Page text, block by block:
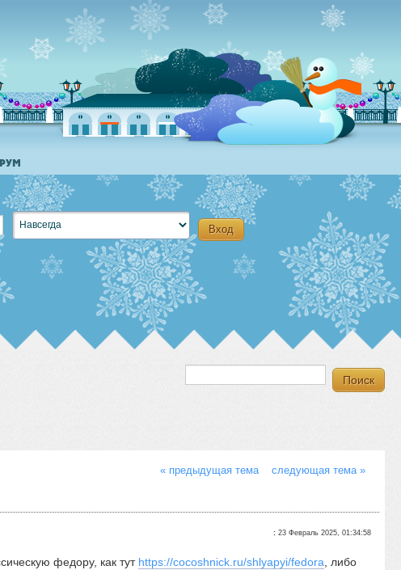
« предыдущая тема следующая тема »
:23 Февраль 2025, 01:34:58
федору, как тут https://cocoshnick.ru/shlyapyi/fedora, либо